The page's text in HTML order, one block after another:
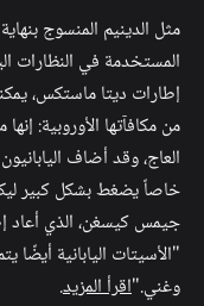
مثل الدينيم المنسوج
المستخدمة في النظارات
إطارات ديتا ماستكس،
من مكافآتها الأوروبية:
العاج، وقد أضاف
خاصاً يضغط بشكل كبير
"الأسيتات اليابانية أيضًا
وغني."اقرأ المزيد.